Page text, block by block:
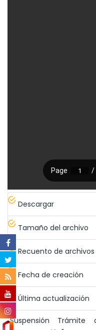
Descargar
Tamaño del archivo
Recuento de archivos
Fecha de creación
Última actualización
"Suspensión